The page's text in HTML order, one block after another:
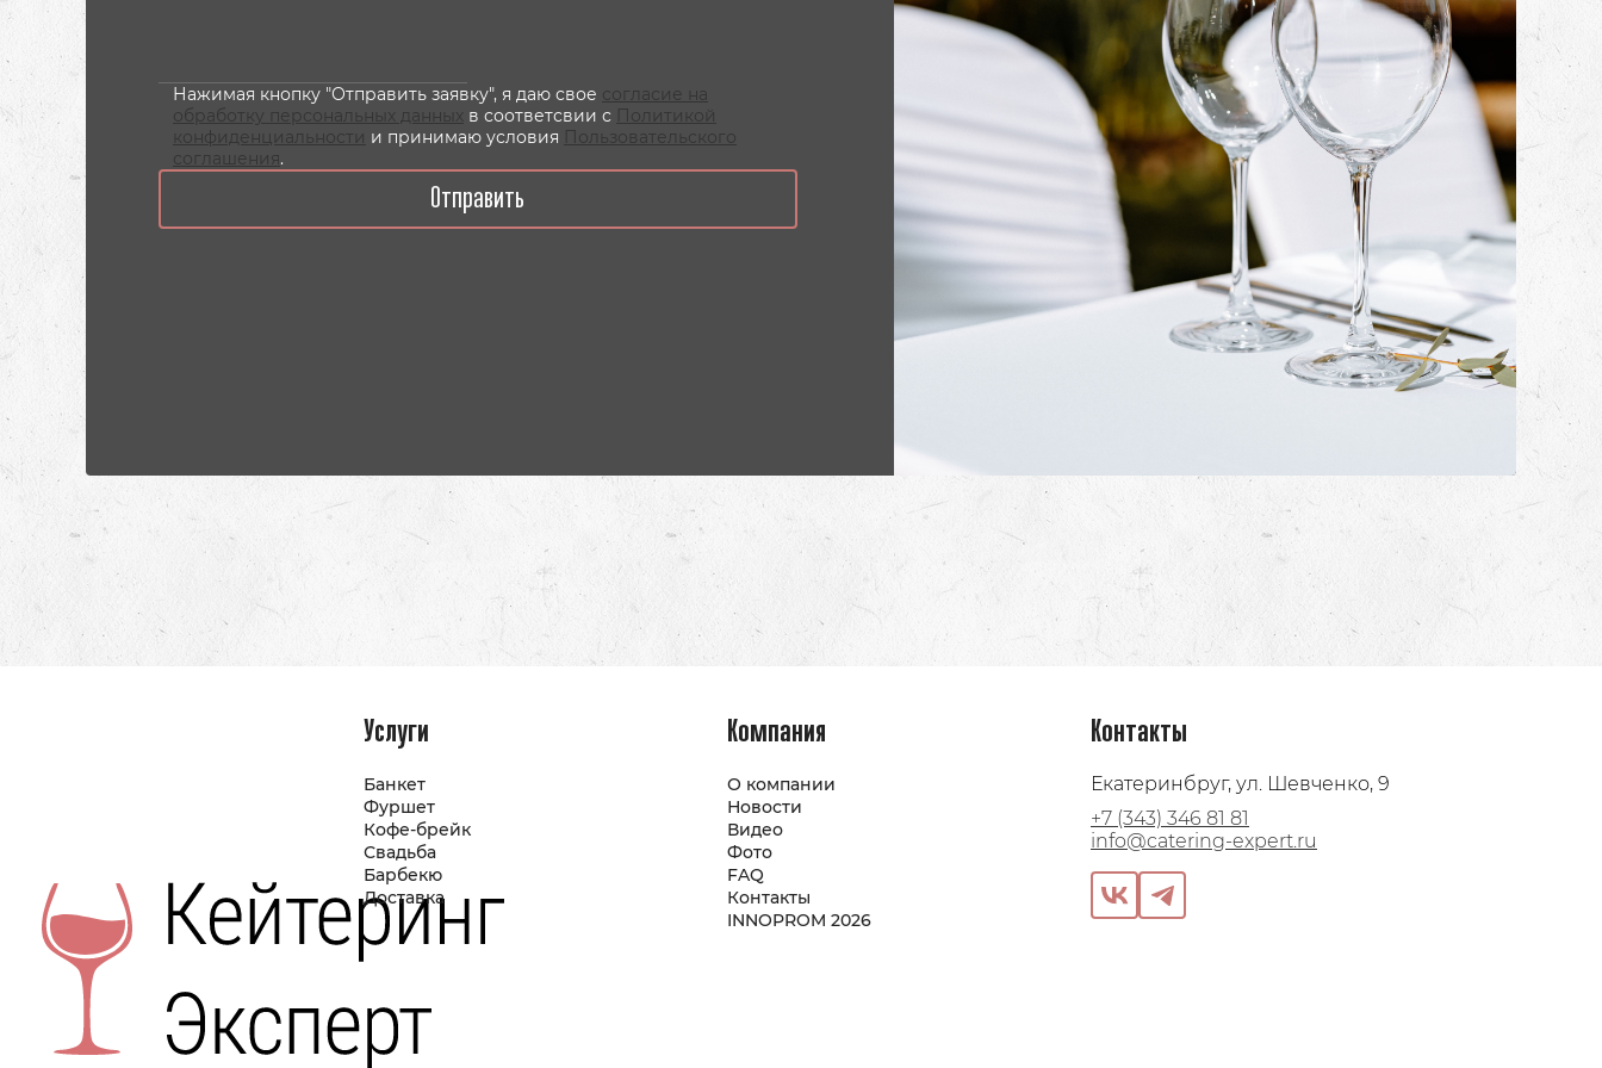
Нажимая кнопку "Отправить заявку", я даю свое согласие на
обработку персональных данных в соответсвии с Политикой
конфиденциальности и принимаю условия Пользовательского
соглашения.
Отправить
Услуги
Банкет
Фуршет
Кофе-брейк
Свадьба
Барбекю
Доставка
Компания
О компании
Новости
Видео
Фото
FAQ
Контакты
INNOPROM 2026
Контакты
Екатеринбруг, ул. Шевченко, 9
+7 (343) 346 81 81
info@catering-expert.ru